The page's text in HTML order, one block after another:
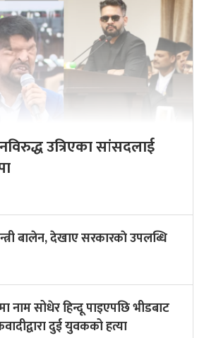
उत्रिएका सांसदलाई
बालेन, देखाए सरकारकाे उपलब्धि
नाम सोधेर हिन्दू पाइएपछि भीडबाट
दुई युवकको हत्या